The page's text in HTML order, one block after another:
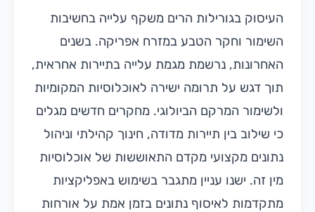
העיסוק בגורילות הרים משקף עלייה בחשיבות
השימור וחקר הטבע במזרח אפריקה. בשנים
האחרונות, נרשמת מגמת עלייה בתיירות אחראית,
תוך דגש על תרומה ישירה לאוכלוסיות המקומיות
ולשימור המרקם הביולוגי. מחקרים חדשים מגלים
כי שילוב בין תיירות מדודה, חינוך קהילתי וניהול
נתונים מקצועי מקדם התאוששות של אוכלוסיות
מין זה. ישנו עניין מתגבר בשימוש באפליקציות
מתקדמות לאיסוף נתונים בזמן אמת על אורחות